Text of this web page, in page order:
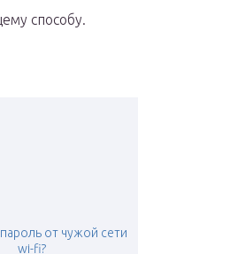
способу.
пароль от чужой сети
wi-fi?